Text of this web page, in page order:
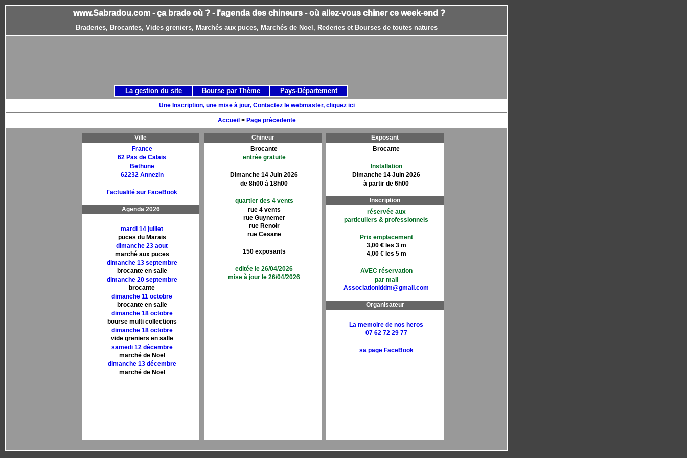
www.Sabradou.com - ça brade où ? - l'agenda des chineurs - où allez-vous chiner ce week-end ?
Braderies, Brocantes, Vides greniers, Marchés aux puces, Marchés de Noel, Rederies et Bourses de toutes natures
Une Inscription, une mise à jour, Contactez le webmaster, cliquez ici
Accueil > Page précedente
Ville
France
62 Pas de Calais
Bethune
62232 Annezin
l'actualité sur FaceBook
Agenda 2026
mardi 14 juillet
puces du Marais
dimanche 23 aout
marché aux puces
dimanche 13 septembre
brocante en salle
dimanche 20 septembre
brocante
dimanche 11 octobre
brocante en salle
dimanche 18 octobre
bourse multi collections
dimanche 18 octobre
vide greniers en salle
samedi 12 décembre
marché de Noel
dimanche 13 décembre
marché de Noel
Chineur
Brocante
entrée gratuite
Dimanche 14 Juin 2026
de 8h00 à 18h00
quartier des 4 vents
rue 4 vents
rue Guynemer
rue Renoir
rue Cesane
150 exposants
editée le 26/04/2026
mise à jour le 26/04/2026
Exposant
Brocante
Installation
Dimanche 14 Juin 2026
à partir de 6h00
Inscription
réservée aux
particuliers & professionnels
Prix emplacement
3,00 € les 3 m
4,00 € les 5 m
AVEC réservation
par mail
Associationlddm@gmail.com
Organisateur
La memoire de nos heros
07 62 72 29 77
sa page FaceBook
La gestion du site Bourse par Thème Pays-Département